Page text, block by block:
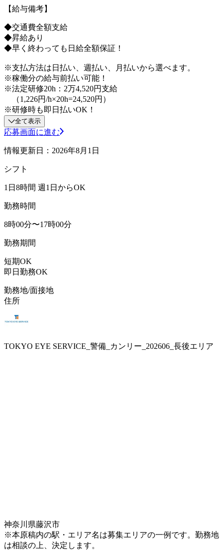
【給与備考】
◆交通費全額支給
◆昇給あり
◆早く終わっても日給全額保証！
※支払方法は日払い、週払い、月払いから選べます。
※稼働分の給与前払い可能！
※法定研修20h：2万4,520円支給
（1,226円/h×20h=24,520円）
※研修時も即日払いOK！
全て表示
応募画面に進む
情報更新日：2026年8月1日
シフト
1日8時間 週1日からOK
勤務時間
8時00分〜17時00分
勤務期間
短期OK
即日勤務OK
勤務地/面接地
住所
TOKYO EYE SERVICE_警備_カンリー_202606_長後エリア
神奈川県藤沢市
※本原稿内の駅・エリア名は募集エリアの一例です。勤務地
は相談の上、決定します。